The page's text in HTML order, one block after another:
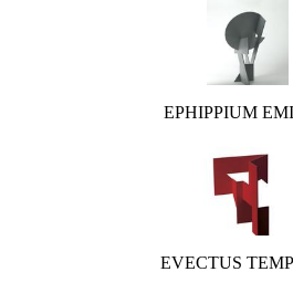
EPHIPPIUM
EVECTUS